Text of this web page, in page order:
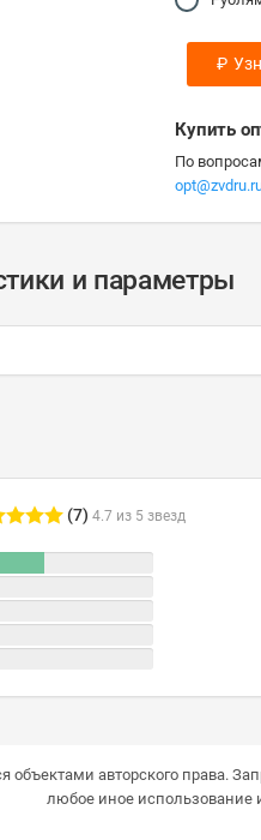
₽
Купить
По
и параметры
(7) 4.7 из 5 звезд
объектами авторского права.
любое иное использование